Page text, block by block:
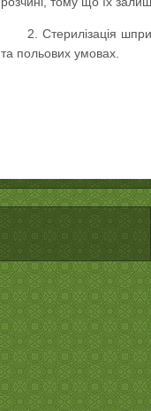
2. Стерилізація
та польових умовах.